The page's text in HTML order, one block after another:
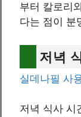
부터 칼로리
다는 점이 분
저녁
실데나필 사
저녁 식사 시